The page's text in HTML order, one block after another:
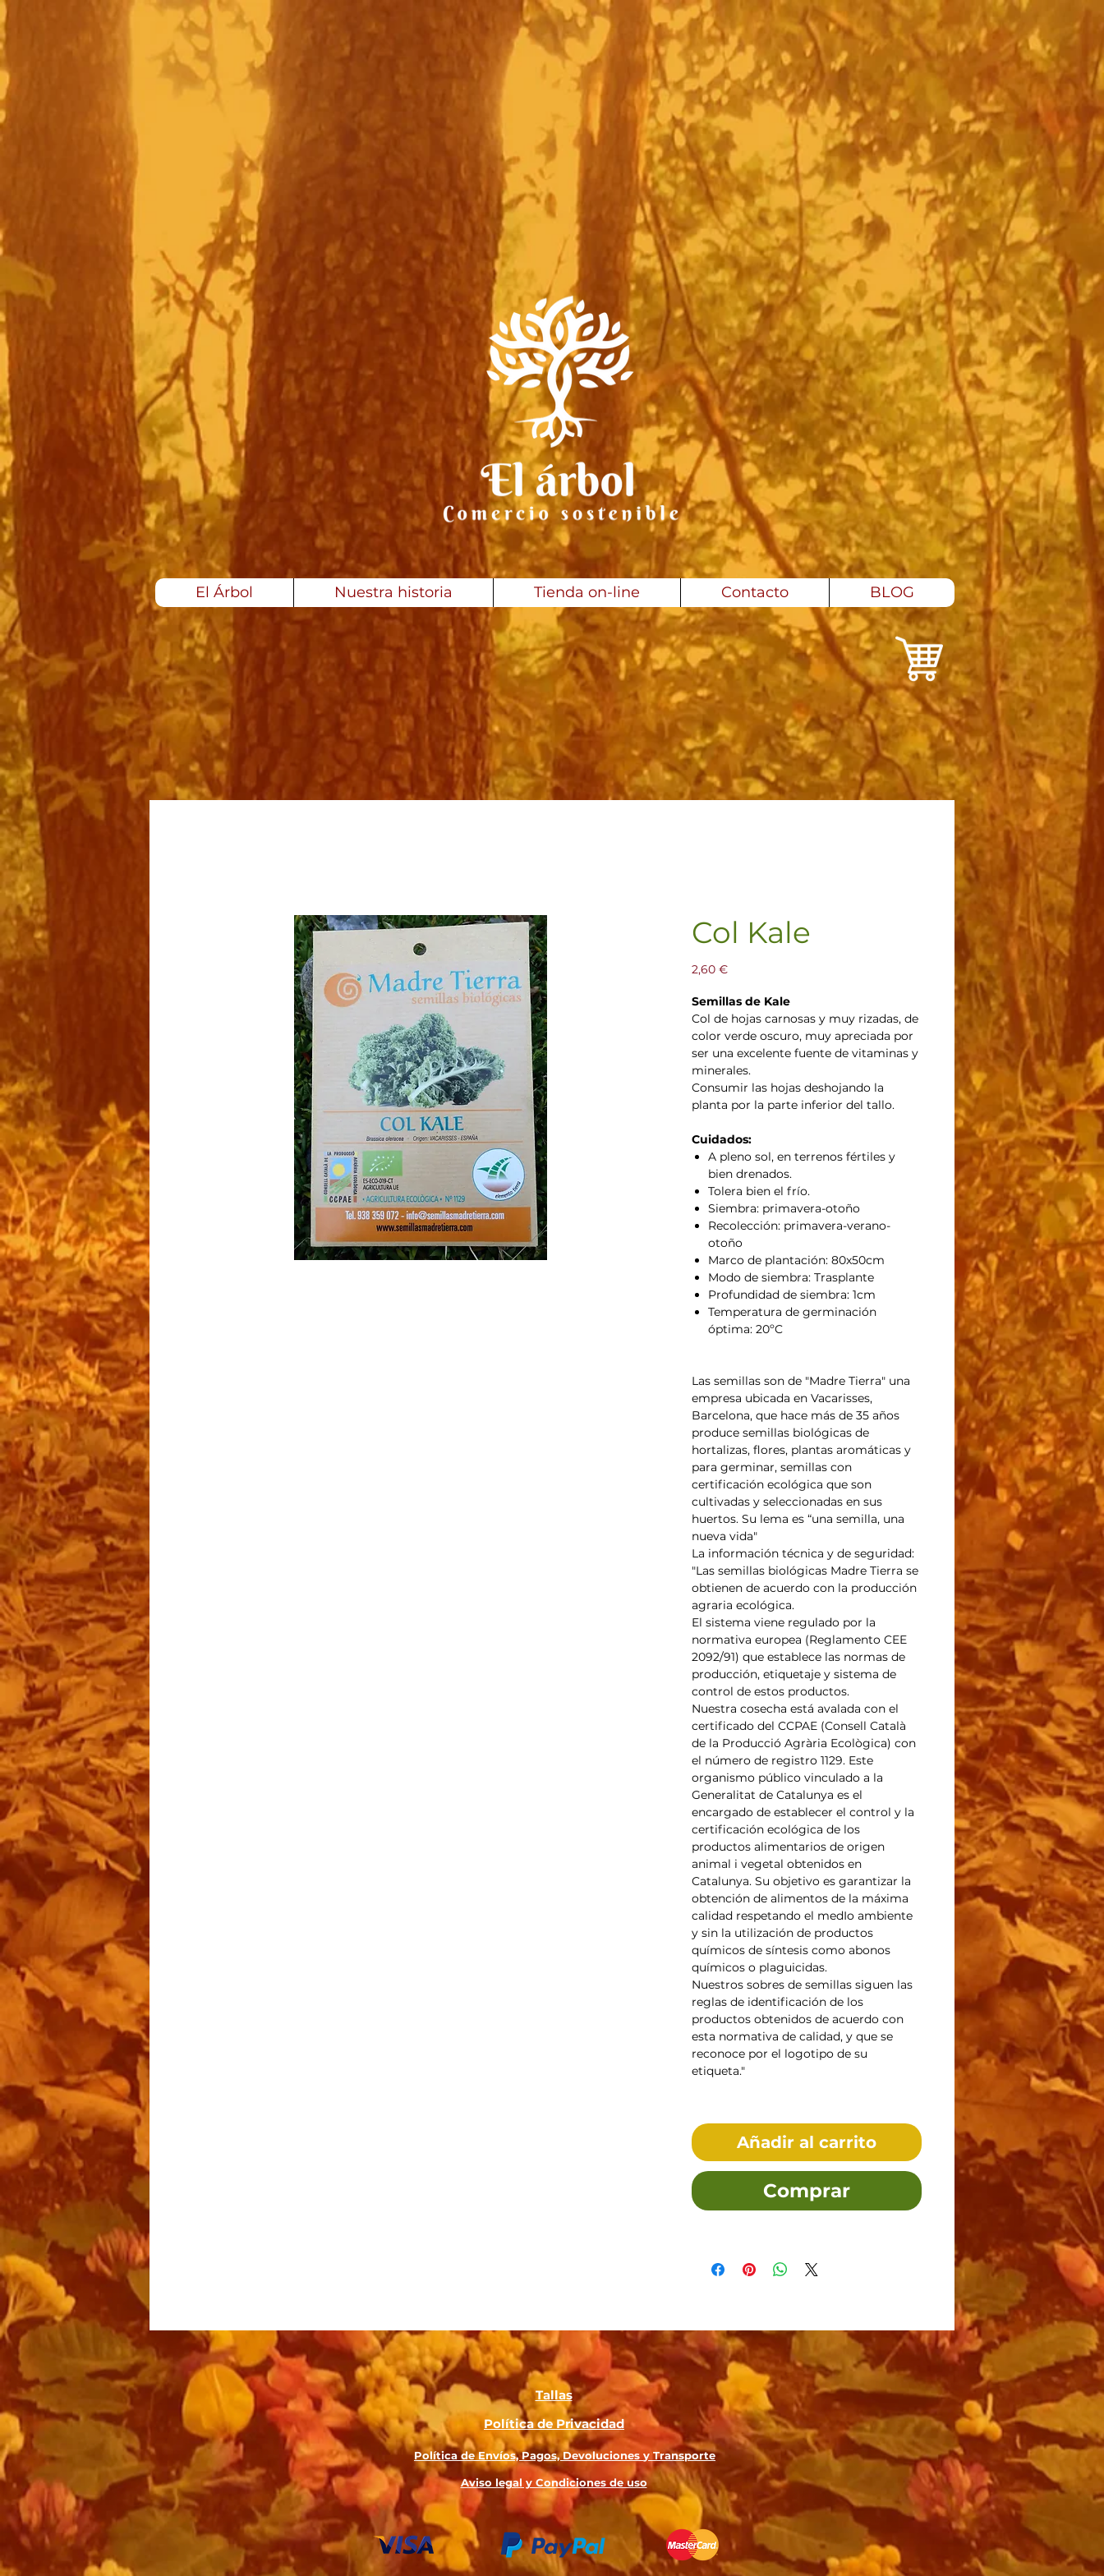
El Árbol Nuestra historia Tienda on-line Contacto BLOG
Col Kale
2,60 €Precio
Semillas de Kale
Col de hojas carnosas y muy rizadas, de
color verde oscuro, muy apreciada por
ser una excelente fuente de vitaminas y
minerales.
Consumir las hojas deshojando la
planta por la parte inferior del tallo.
Cuidados:
A pleno sol, en terrenos fértiles y
bien drenados.
Tolera bien el frío.
Siembra: primavera-otoño
Recolección: primavera-verano-
otoño
Marco de plantación: 80x50cm
Modo de siembra: Trasplante
Profundidad de siembra: 1cm
Temperatura de germinación
óptima: 20ºC
Las semillas son de "Madre Tierra" una
empresa ubicada en Vacarisses,
Barcelona, que hace más de 35 años
produce semillas biológicas de
hortalizas, flores, plantas aromáticas y
para germinar, semillas con
certificación ecológica que son
cultivadas y seleccionadas en sus
huertos. Su lema es “una semilla, una
nueva vida"
La información técnica y de seguridad:
"Las semillas biológicas Madre Tierra se
obtienen de acuerdo con la producción
agraria ecológica.
El sistema viene regulado por la
normativa europea (Reglamento CEE
2092/91) que establece las normas de
producción, etiquetaje y sistema de
control de estos productos.
Nuestra cosecha está avalada con el
certificado del CCPAE (Consell Català
de la Producció Agrària Ecològica) con
el número de registro 1129. Este
organismo público vinculado a la
Generalitat de Catalunya es el
encargado de establecer el control y la
certificación ecológica de los
productos alimentarios de origen
animal i vegetal obtenidos en
Catalunya. Su objetivo es garantizar la
obtención de alimentos de la máxima
calidad respetando el medIo ambiente
y sin la utilización de productos
químicos de síntesis como abonos
químicos o plaguicidas.
Nuestros sobres de semillas siguen las
reglas de identificación de los
productos obtenidos de acuerdo con
esta normativa de calidad, y que se
reconoce por el logotipo de su
etiqueta."
Añadir al carrito
Comprar
Tallas
Política de Privacidad
Política de Envíos,Pagos, Devoluciones y Transporte
Aviso legal y Condiciones de uso